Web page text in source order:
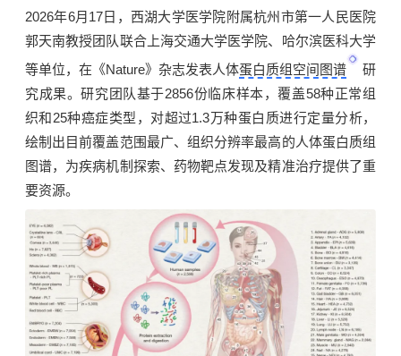
2026年6月17日，西湖大学医学院附属杭州市第一人民医院
郭天南教授团队联合上海交通大学医学院、哈尔滨医科大学
等单位，在《Nature》杂志发表人体蛋白质组空间图谱
研
究成果。研究团队基于2856份临床样本，覆盖58种正常组
织和25种癌症类型，对超过1.3万种蛋白质进行定量分析，
绘制出目前覆盖范围最广、组织分辨率最高的人体蛋白质组
图谱，为疾病机制探索、药物靶点发现及精准治疗提供了重
要资源。